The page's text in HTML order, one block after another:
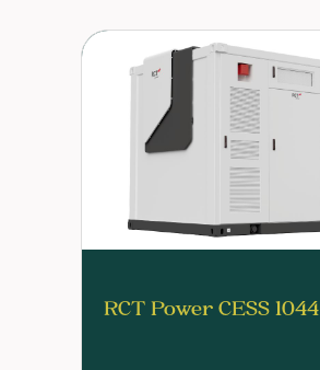
RCT Power CESS 1044